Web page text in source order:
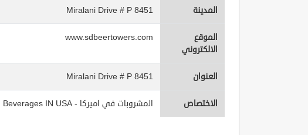
المدينة 8451 Miralani Drive # P
الموقع
الالكتروني
www.sdbeertowers.com
العنوان 8451 Miralani Drive # P
الاختصاص المشروبات في اميركا - Beverages IN USA